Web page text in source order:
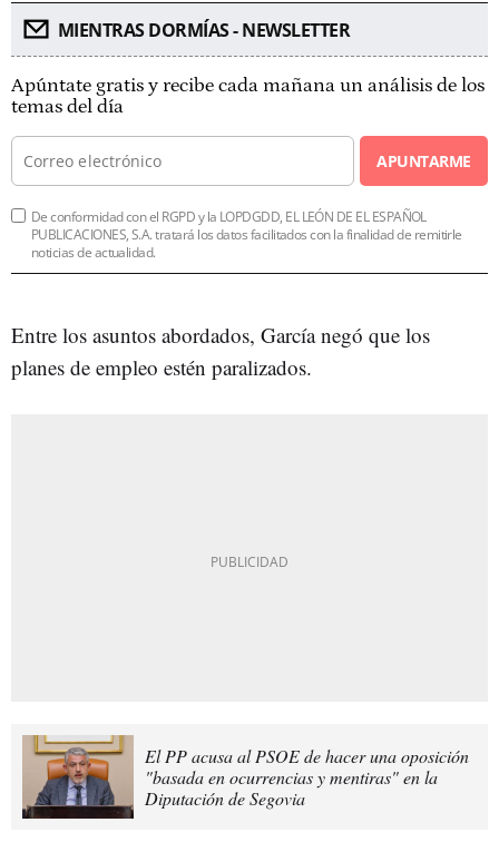
MIENTRAS DORMÍAS - NEWSLETTER
Apúntate gratis y recibe cada mañana un análisis de los
temas del día
APUNTARME
De conformidad con el RGPD y la LOPDGDD, EL LEÓN DE EL ESPAÑOL
PUBLICACIONES, S.A. tratará los datos facilitados con la finalidad de remitirle
noticias de actualidad.
Entre los asuntos abordados, García negó que los
planes de empleo estén paralizados.
El PP acusa al PSOE de hacer una oposición
"basada en ocurrencias y mentiras" en la
Diputación de Segovia